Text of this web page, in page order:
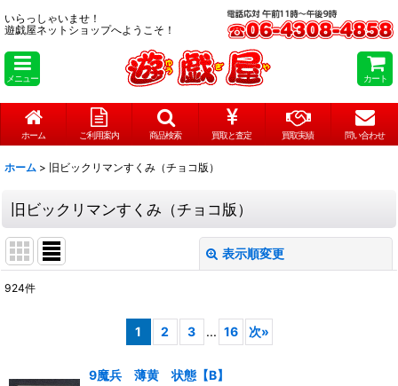
いらっしゃいませ！
遊戯屋ネットショップへようこそ！
メニュー カート
ホーム ご利用案内 商品検索 買取と査定 買取実績 問い合わせ
ホーム > 旧ビックリマンすくみ（チョコ版）
旧ビックリマンすくみ（チョコ版）
表示順変更
924件
1 2 3 ... 16 次»
9魔兵 薄黄 状態【B】